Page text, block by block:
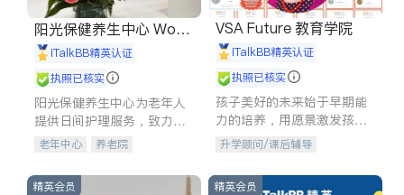
阳光保健养生中心 World
shine
iTalkBB精英认证
执照已核实
阳光保健养生中心为老年人
提供日间护理服务，致力于
通过持续的护理创新来有效
老年中心 养老院
VSA Future 教育学院
iTalkBB精英认证
执照已核实
孩子美好的未来始于早期能
力的培养，用愿景激发孩子
的学习潜力和动力。理念：
拥有成长型心态是成功的基
石。
升学顾问/课后辅导
精英会员 精英会员